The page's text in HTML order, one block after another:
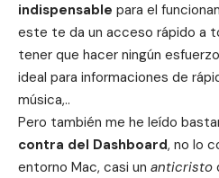
indispensable para el
este te da un acceso rápido a
tener que hacer ningún
ideal para informaciones de
música,..
Pero también me he leído
contra del Dashboard, no lo
entorno Mac, casi un anticristo